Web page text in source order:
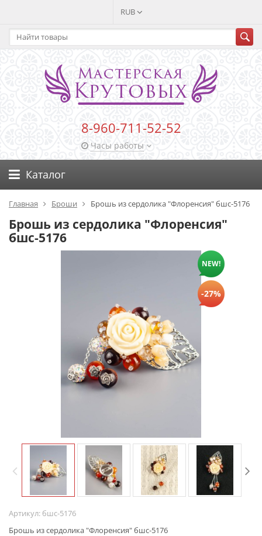
RUB
8-960-711-52-52
Часы работы
Каталог
Главная Броши Брошь из сердолика "Флоренсия" бшс-5176
Брошь из сердолика "Флоренсия"
бшс-5176
NEW!
-27%
Артикул: бшс-5176
Брошь из сердолика "Флоренсия" бшс-5176